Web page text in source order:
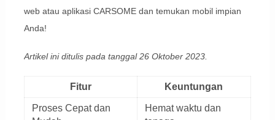
web atau aplikasi CARSOME dan temukan mobil impian
Anda!
Artikel ini ditulis pada tanggal 26 Oktober 2023.
Fitur Keuntungan
Proses Cepat dan
Hemat waktu dan